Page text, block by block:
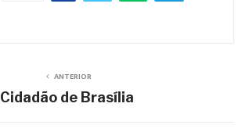
ANTERIOR
Cidadão de Brasília